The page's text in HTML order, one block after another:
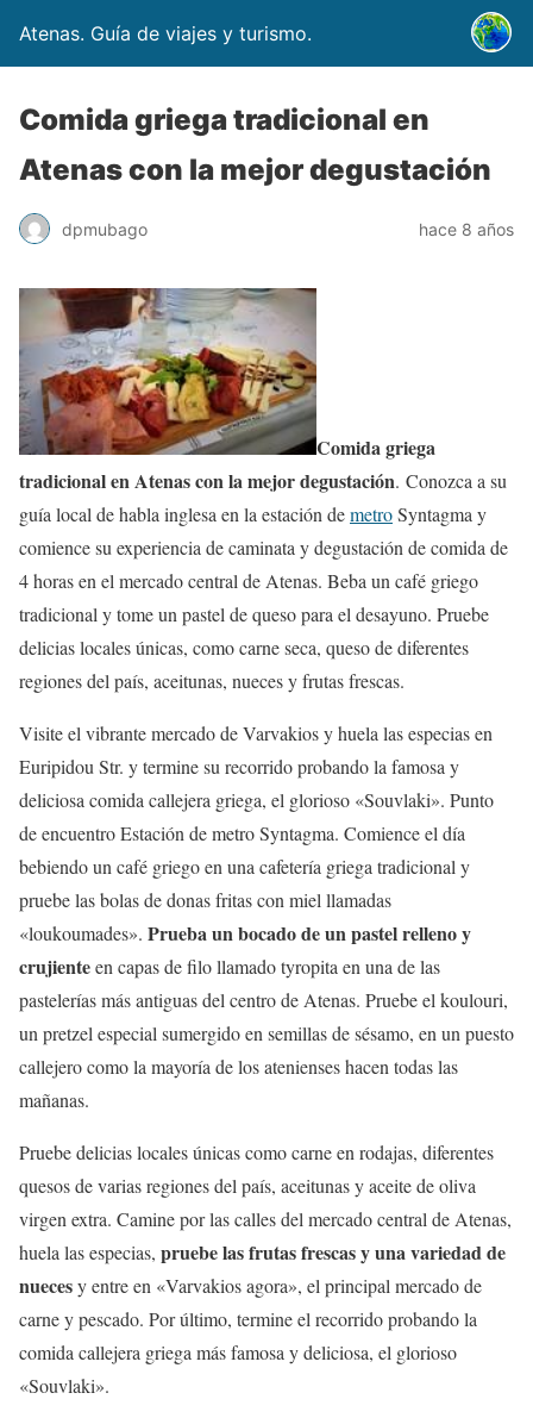
Atenas. Guía de viajes y turismo.
Comida griega tradicional en
Atenas con la mejor degustación
dpmubago hace 8 años
Comida griega
tradicional en Atenas con la mejor degustación. Conozca a su
guía local de habla inglesa en la estación demetroSyntagma y
comience su experiencia de caminata y degustación de comida de
4 horas en el mercado central de Atenas. Beba un café griego
tradicional y tome un pastel de queso para el desayuno. Pruebe
delicias locales únicas, como carne seca, queso de diferentes
regiones del país, aceitunas, nueces y frutas frescas.
Visite el vibrante mercado de Varvakios y huela las especias en
Euripidou Str. y termine su recorrido probando la famosa y
deliciosa comida callejera griega, el glorioso «Souvlaki». Punto
de encuentro Estación de metro Syntagma. Comience el día
bebiendo un café griego en una cafetería griega tradicional y
pruebe las bolas de donas fritas con miel llamadas
«loukoumades». Prueba un bocado de un pastel relleno y
crujienteen capas de filo llamado tyropita en una de las
pastelerías más antiguas del centro de Atenas. Pruebe el koulouri,
un pretzel especial sumergido en semillas de sésamo, en un puesto
callejero como la mayoría de los atenienses hacen todas las
mañanas.
Pruebe delicias locales únicas como carne en rodajas, diferentes
quesos de varias regiones del país, aceitunas y aceite de oliva
virgen extra. Camine por las calles del mercado central de Atenas,
huela las especias, pruebe las frutas frescas y una variedad de
nuecesy entre en «Varvakios agora», el principal mercado de
carne y pescado. Por último, termine el recorrido probando la
comida callejera griega más famosa y deliciosa, el glorioso
«Souvlaki».